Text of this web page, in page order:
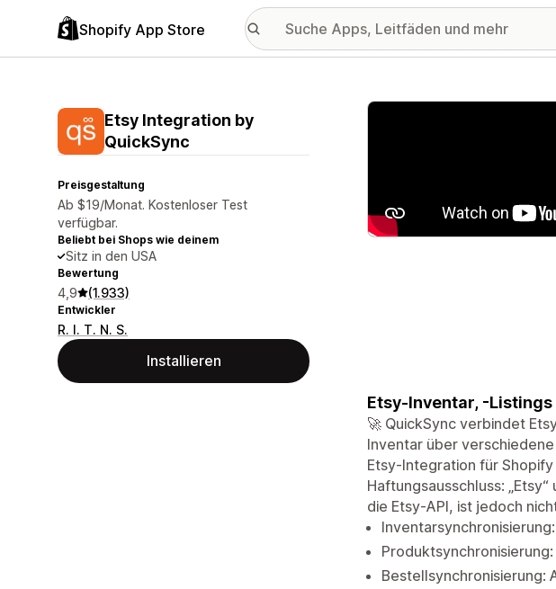
Shopify App Store
Etsy Integration by
QuickSync
Preisgestaltung
Ab $19/Monat. Kostenloser Test
verfügbar.
Beliebt bei Shops wie deinem
Sitz in den USA
Bewertung
4,9 (1.933)
Entwickler
R. I. T. N. S.
Installieren
Vorgestellte Bildergalerie
Etsy-Inventar, -
🚀 QuickSync verbindet
Inventar über
Etsy-Integration für
Haftungsausschluss:
die Etsy-API, ist jedoch
Bestellsynchronisierung: